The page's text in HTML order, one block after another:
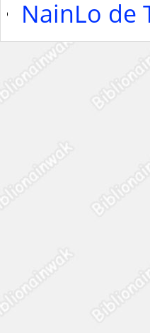
NainLo de